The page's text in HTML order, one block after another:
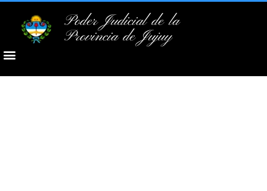
Poder Judicial de la
Provincia de Jujuy